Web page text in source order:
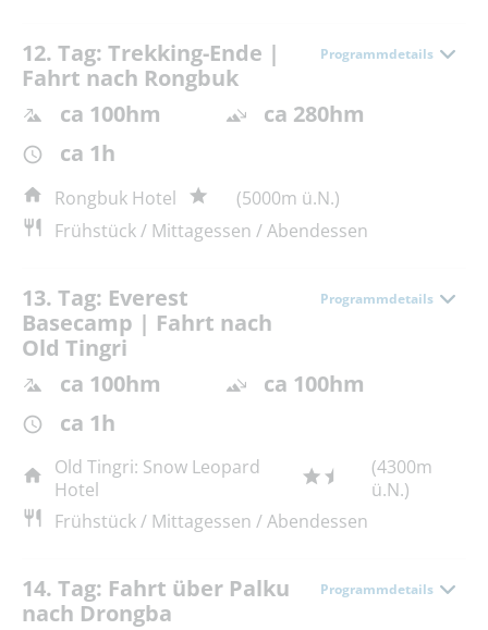
12. Tag: Trekking-Ende |
Fahrt nach Rongbuk
Programmdetails
ca 100hm
ca 280hm
ca 1h
Rongbuk Hotel
(5000m ü.N.)
Frühstück / Mittagessen / Abendessen
13. Tag: Everest
Basecamp | Fahrt nach
Old Tingri
Programmdetails
ca 100hm
ca 100hm
ca 1h
Old Tingri: Snow Leopard
Hotel
(4300m
ü.N.)
Frühstück / Mittagessen / Abendessen
14. Tag: Fahrt über Palku
nach Drongba
Programmdetails